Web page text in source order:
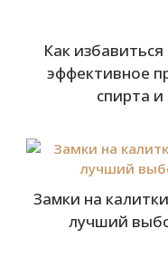
Как
эффективное
спирта
Замки на
лучший